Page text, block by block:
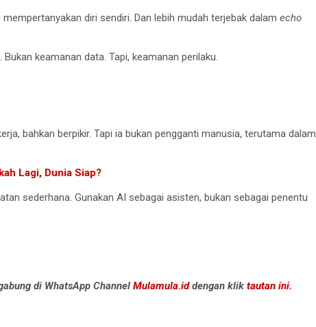
diri sendiri. Dan lebih mudah terjebak dalam echo
keamanan data. Tapi, keamanan perilaku.
bahkan berpikir. Tapi ia bukan pengganti manusia, terutama dalam
Lagi, Dunia Siap?
sederhana. Gunakan AI sebagai asisten, bukan sebagai penentu
di WhatsApp Channel Mulamula.iddengan klik tautan ini.